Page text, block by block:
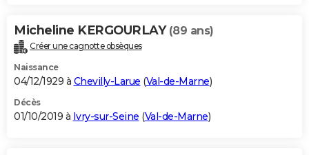
Micheline KERGOURLAY (89 ans)
Créer une cagnotte obsèques
Naissance
04/12/1929 à Chevilly-Larue (Val-de-Marne)
Décès
01/10/2019 à Ivry-sur-Seine (Val-de-Marne)